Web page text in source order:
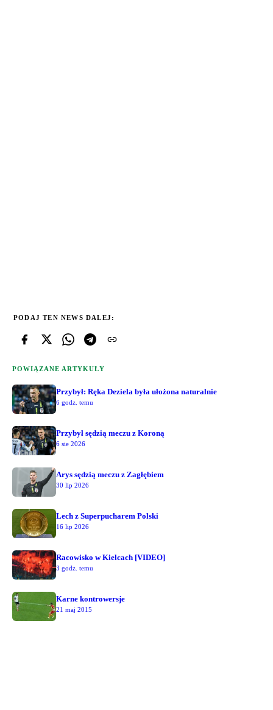
PODAJ TEN NEWS DALEJ:
POWIĄZANE ARTYKUŁY
Przybył: Ręka Deziela była ułożona naturalnie
6 godz. temu
Przybył sędzią meczu z Koroną
6 sie 2026
Arys sędzią meczu z Zagłębiem
30 lip 2026
Lech z Superpucharem Polski
16 lip 2026
Racowisko w Kielcach [VIDEO]
3 godz. temu
Karne kontrowersje
21 maj 2015